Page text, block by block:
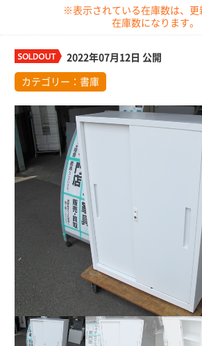
※表示されている在庫数は、更
在庫数になります。
2022年07月12日 公開
カテゴリー： 書庫